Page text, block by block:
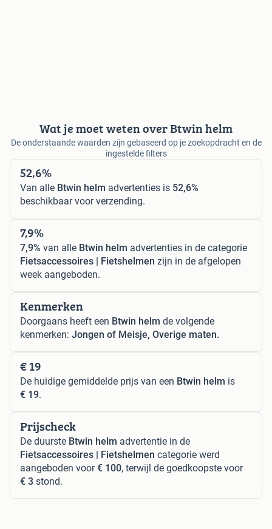
Wat je moet weten over Btwin helm
De onderstaande waarden zijn gebaseerd op je zoekopdracht en de
ingestelde filters
52,6%
Van alle Btwin helm advertenties is 52,6%
beschikbaar voor verzending.
7,9%
7,9% van alle Btwin helm advertenties in de categorie
Fietsaccessoires | Fietshelmen zijn in de afgelopen
week aangeboden.
Kenmerken
Doorgaans heeft een Btwin helm de volgende
kenmerken: Jongen of Meisje, Overige maten.
€ 19
De huidige gemiddelde prijs van een Btwin helm is
€ 19.
Prijscheck
De duurste Btwin helm advertentie in de
Fietsaccessoires | Fietshelmen categorie werd
aangeboden voor€ 100, terwijl de goedkoopste voor
€ 3 stond.